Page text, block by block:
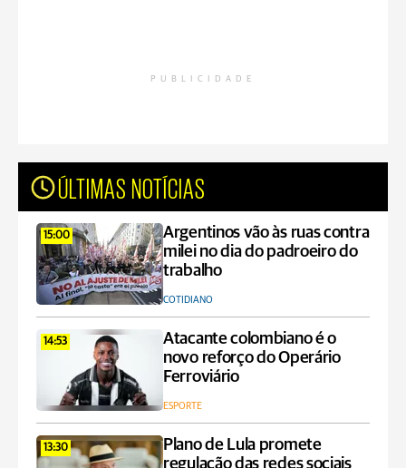
PUBLICIDADE
ÚLTIMAS NOTÍCIAS
15:00
Argentinos vão às ruas contra
milei no dia do padroeiro do
trabalho
COTIDIANO
14:53
Atacante colombiano é o
novo reforço do Operário
Ferroviário
ESPORTE
13:30
Plano de Lula promete
regulação das redes sociais